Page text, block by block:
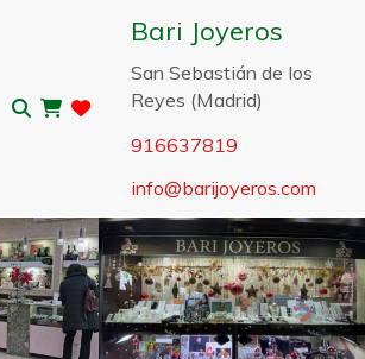
Bari Joyeros
San Sebastián de los
Reyes (Madrid)
916637819
info
barijoyeros.com